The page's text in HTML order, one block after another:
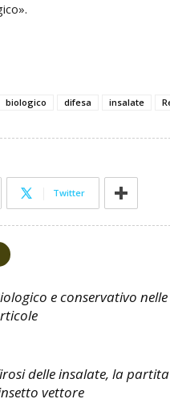
biologico difesa insalate
Twitter
e conservativo
delle insalate, la
vettore